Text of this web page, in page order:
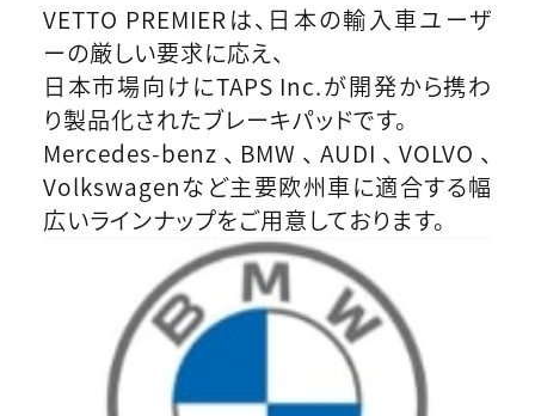
VETTO PREMIERは、日本の輸入車ユーザ
ーの厳しい要求に応え、
日本市場向けにTAPS Inc.が開発から携わ
り製品化されたブレーキパッドです。
Mercedes-benz、BMW、AUDI、VOLVO、
Volkswagenなど主要欧州車に適合する幅
広いラインナップをご用意しております。